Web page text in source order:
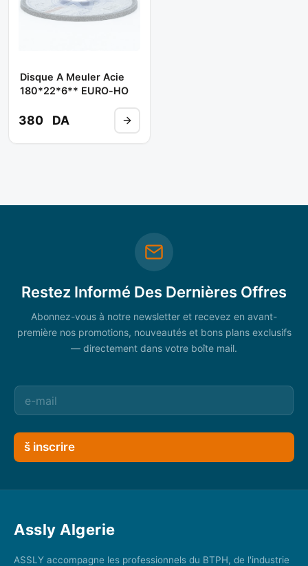
Disque A Meuler Acie
180*22*6** EURO-HO
380 DA
Restez Informé Des Dernières Offres
Abonnez-vous à notre newsletter et recevez en avant-
première nos promotions, nouveautés et bons plans exclusifs
— directement dans votre boîte mail.
š inscrire
Assly Algerie
ASSLY accompagne les professionnels du BTPH, de l'industrie